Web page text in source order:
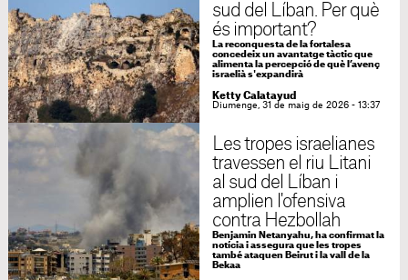
sud del Líban. Per què
és important?
La reconquesta de la fortalesa
concedeix un avantatge tàctic que
alimenta la percepció de què l’avenç
israelià s'expandirà
Ketty Calatayud
Diumenge, 31 de maig de 2026 - 13:37
Les tropes israelianes
travessen el riu Litani
al sud del Líban i
amplien l'ofensiva
contra Hezbollah
Benjamin Netanyahu, ha confirmat la
notícia i assegura que les tropes
també ataquen Beirut i la vall de la
Bekaa